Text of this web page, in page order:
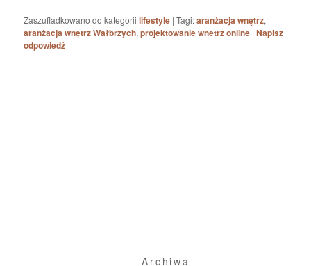
Zaszufladkowano do kategorii lifestyle |Tagi:aranżacja wnętrz,
aranżacja wnętrz Wałbrzych,projektowanie wnetrz online |Napisz
odpowiedź
Archiwa